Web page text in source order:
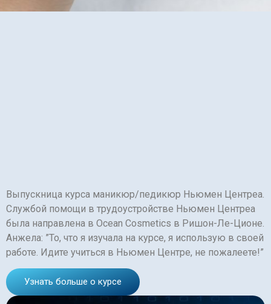
Выпускница курса маникюр/педикюр Ньюмен Центреа.
Службой помощи в трудоустройстве Ньюмен Центреа
была направлена в Ocean Cosmetics в Ришон-Ле-Ционе.
Анжела: ”То, что я изучала на курсе, я использую в своей
работе. Идите учиться в Ньюмен Центре, не пожалеете!”
Узнать больше о курсе